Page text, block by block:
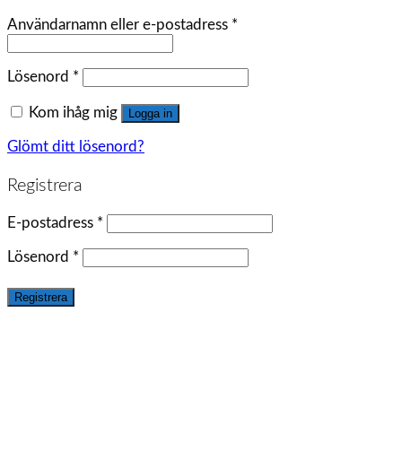
Användarnamn eller e-postadress *
Lösenord *
Kom ihåg mig Logga in
Glömt ditt lösenord?
Registrera
E-postadress *
Lösenord *
Registrera